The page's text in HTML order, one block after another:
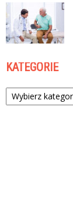
KATEGORIE
Kategorie